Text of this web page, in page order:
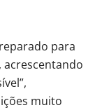
para
acrescentando
muito